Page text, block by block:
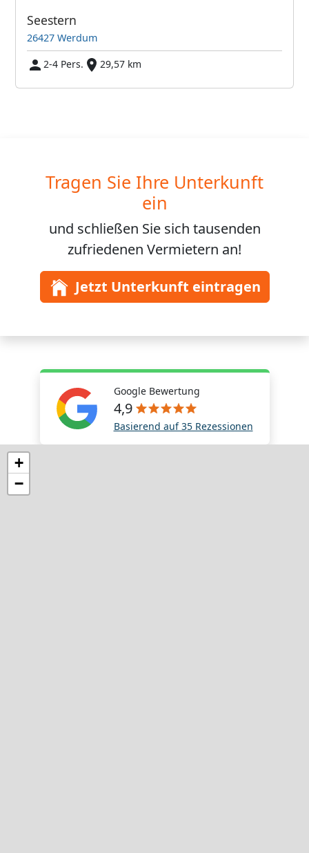
Seestern
26427 Werdum
2-4 Pers.
29,57 km
Tragen Sie Ihre Unterkunft
ein
und schließen Sie sich tausenden
zufriedenen Vermietern an!
Jetzt Unterkunft eintragen
Google Bewertung
4,9
Basierend auf 35 Rezessionen
+
−